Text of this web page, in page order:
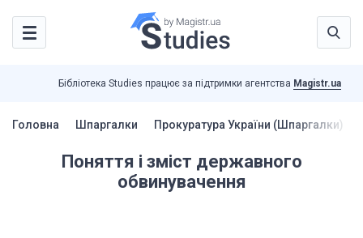
Бібліотека Studies працює за підтримки агентства Magistr.ua
Головна Шпаргалки Прокуратура України (Шпаргалки)
Поняття і зміст державного
обвинувачення